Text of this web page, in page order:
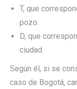
T, que
pozo.
D, que
ciudad.
Según él, si se
caso de Bogotá,